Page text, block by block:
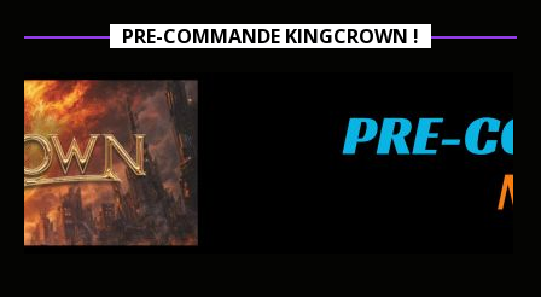
PRE-COMMANDE KINGCROWN !